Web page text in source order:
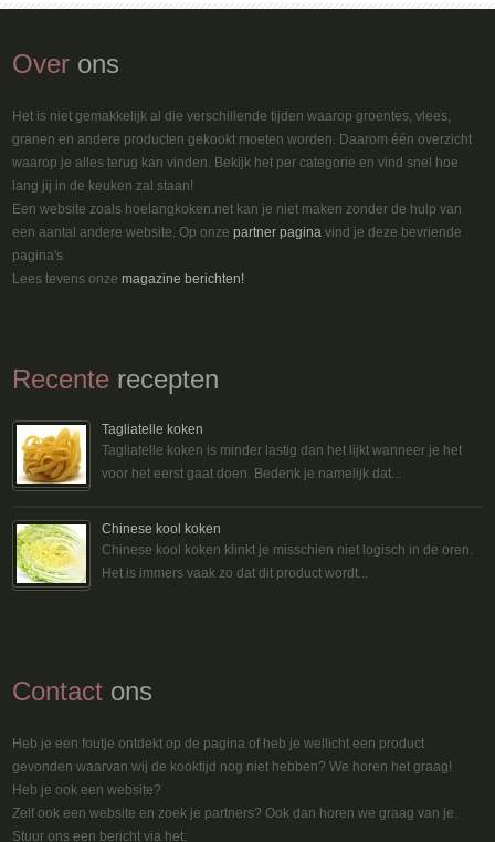
Over ons
Het is niet gemakkelijk al die verschillende tijden waarop groentes, vlees,
granen en andere producten gekookt moeten worden. Daarom één overzicht
waarop je alles terug kan vinden. Bekijk het per categorie en vind snel hoe
lang jij in de keuken zal staan!
Een website zoals hoelangkoken.net kan je niet maken zonder de hulp van
een aantal andere website. Op onzepartner pagina vind je deze bevriende
pagina's
Lees tevens onzemagazine berichten!
Recente recepten
Tagliatelle koken
Tagliatelle koken is minder lastig dan het lijkt wanneer je het
voor het eerst gaat doen. Bedenk je namelijk dat...
Chinese kool koken
Chinese kool koken klinkt je misschien niet logisch in de oren.
Het is immers vaak zo dat dit product wordt...
Contact ons
Heb je een foutje ontdekt op de pagina of heb je wellicht een product
gevonden waarvan wij de kooktijd nog niet hebben? We horen het graag!
Heb je ook een website?
Zelf ook een website en zoek je partners? Ook dan horen we graag van je.
Stuur ons een bericht via het: